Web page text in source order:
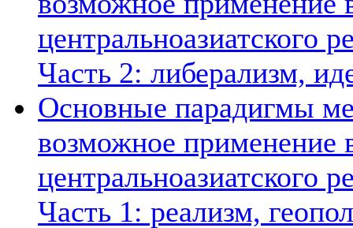
центральноазиатского
Часть 2: либерализм,
Основные парадигмы
возможное применение
центральноазиатского
Часть 1: реализм,